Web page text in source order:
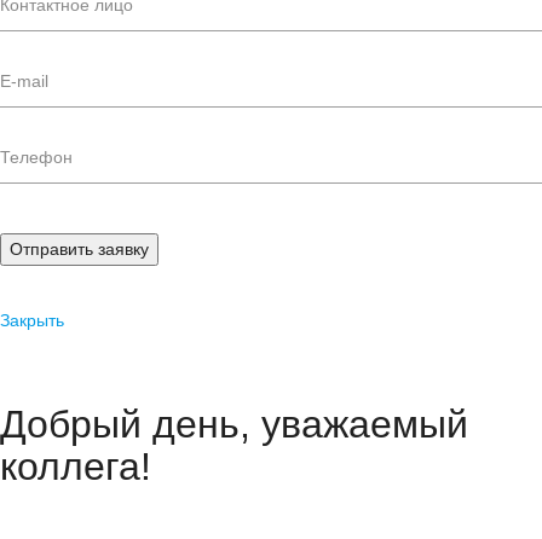
Отправить заявку
Закрыть
Добрый день, уважаемый
коллега!